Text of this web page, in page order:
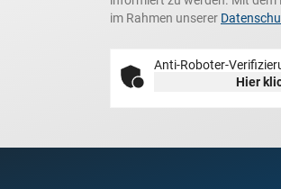
im Rahmen unserer
Anti-Roboter-
Hier